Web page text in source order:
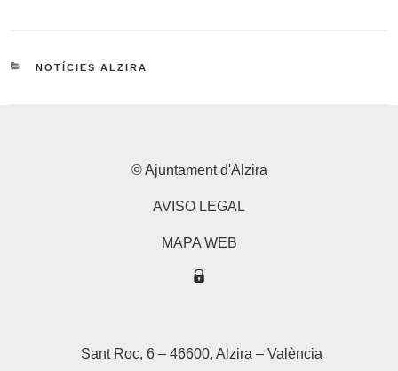
CATEGORIES
NOTÍCIES ALZIRA
© Ajuntament d'Alzira
AVISO LEGAL
MAPA WEB
Sant Roc, 6 – 46600, Alzira – València